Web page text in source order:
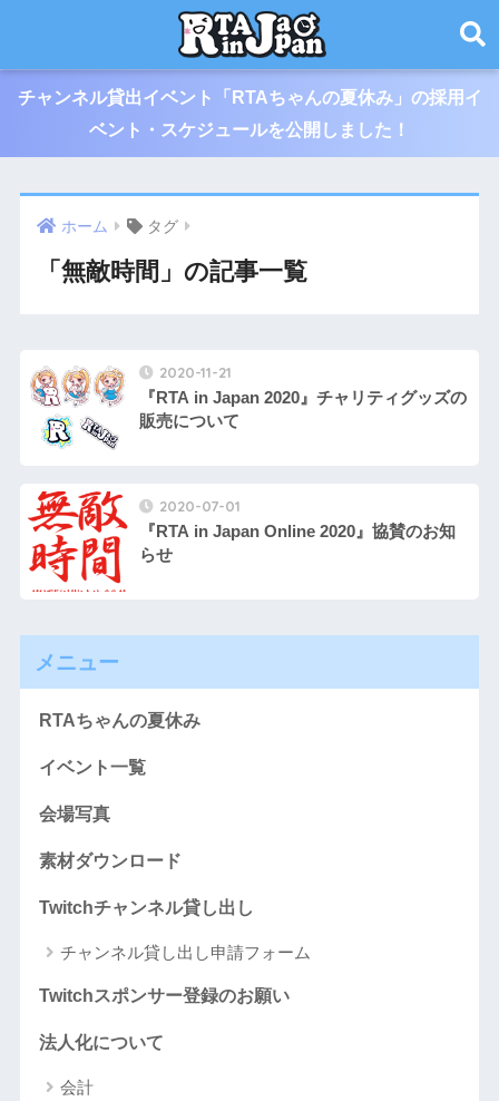
チャンネル貸出イベント「RTAちゃんの夏休み」の採用イ
ベント・スケジュールを公開しました！
ホーム タグ
「無敵時間」の記事一覧
2020-11-21
『RTA in Japan 2020』チャリティグッズの
販売について
2020-07-01
『RTA in Japan Online 2020』協賛のお知
らせ
メニュー
RTAちゃんの夏休み
イベント一覧
会場写真
素材ダウンロード
Twitchチャンネル貸し出し
チャンネル貸し出し申請フォーム
Twitchスポンサー登録のお願い
法人化について
会計